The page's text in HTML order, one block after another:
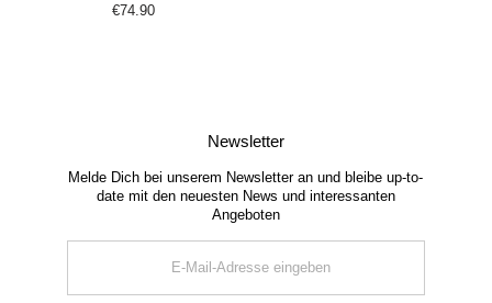
Regulärer
€74.90
Newsletter
Melde Dich bei unserem Newsletter an und bleibe up-to-
date mit den neuesten News und interessanten
Angeboten
Adresse